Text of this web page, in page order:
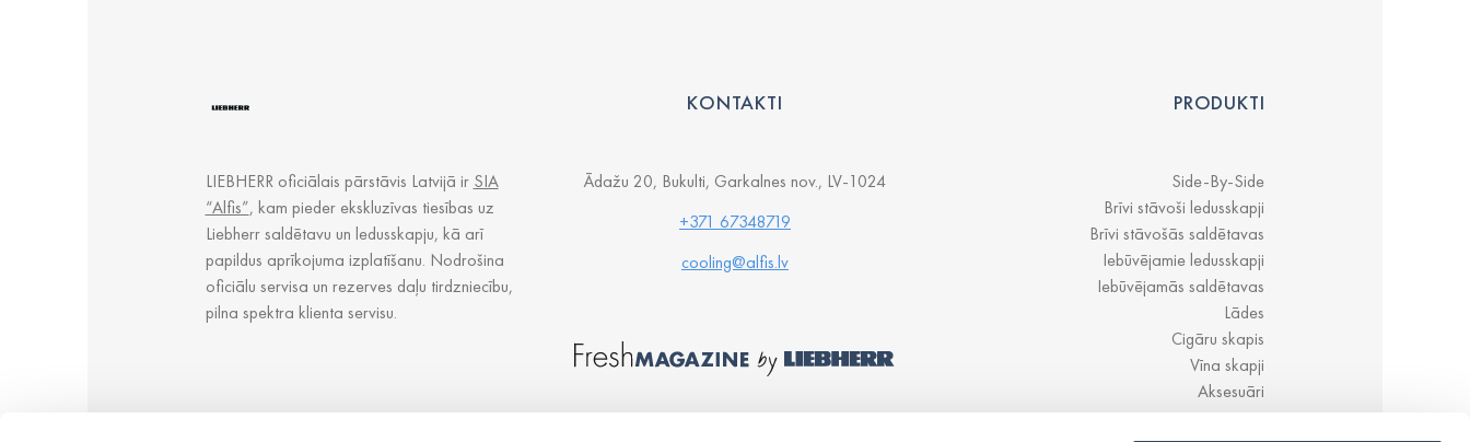
LIEBHERR oficiālais pārstāvis Latvijā ir SIA
“Alfis”, kam pieder ekskluzīvas tiesības uz
Liebherr saldētavu un ledusskapju, kā arī
papildus aprīkojuma izplatīšanu. Nodrošina
oficiālu servisa un rezerves daļu tirdzniecību,
pilna spektra klienta servisu.
KONTAKTI
Ādažu 20, Bukulti, Garkalnes nov., LV-1024
+371 67348719
cooling@alfis.lv
PRODUKTI
Side-By-Side
Brīvi stāvoši ledusskapji
Brīvi stāvošās saldētavas
Iebūvējamie ledusskapji
Iebūvējamās saldētavas
Lādes
Cigāru skapis
Vīna skapji
Aksesuāri